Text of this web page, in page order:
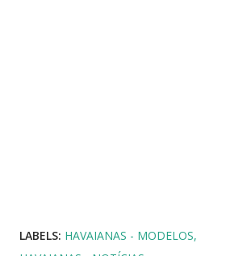
LABELS: HAVAIANAS - MODELOS